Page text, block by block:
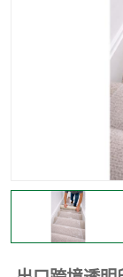
不绣钢板保护
窗缝阻风胶带
不锈钢板保护膜